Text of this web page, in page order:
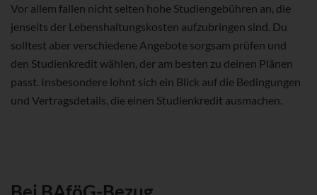
Vor allem fallen nicht selten hohe Studiengebühren an, die
jenseits der Lebenshaltungskosten aufzubringen sind. Du
solltest aber verschiedene Angebote sorgsam prüfen und
den Studienkredit wählen, der am besten zu deinen Plänen
passt. Insbesondere lohnt sich ein Blick auf die Bedingungen
und Vertragsdetails, die einen Studienkredit ausmachen.